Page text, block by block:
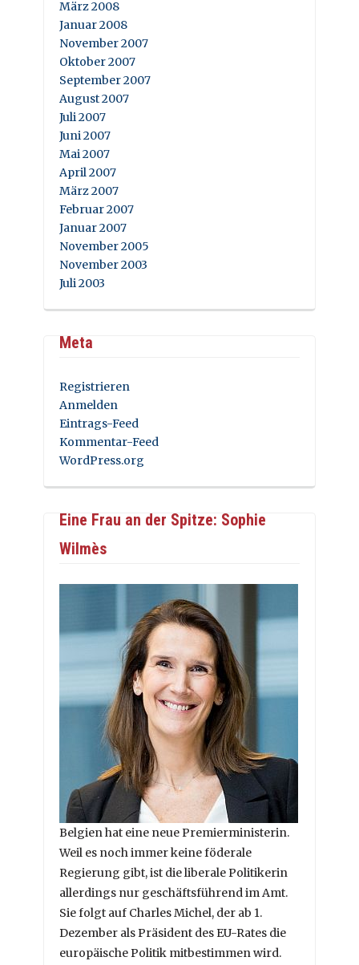
März 2008
Januar 2008
November 2007
Oktober 2007
September 2007
August 2007
Juli 2007
Juni 2007
Mai 2007
April 2007
März 2007
Februar 2007
Januar 2007
November 2005
November 2003
Juli 2003
Meta
Registrieren
Anmelden
Eintrags-Feed
Kommentar-Feed
WordPress.org
Eine Frau an der Spitze: Sophie
Wilmès
Belgien hat eine neue Premierministerin.
Weil es noch immer keine föderale
Regierung gibt, ist die liberale Politikerin
allerdings nur geschäftsführend im Amt.
Sie folgt auf Charles Michel, der ab 1.
Dezember als Präsident des EU-Rates die
europäische Politik mitbestimmen wird.